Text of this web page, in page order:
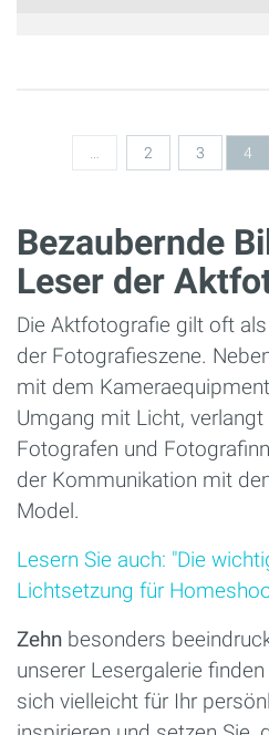
Seiten
2 3 4
Bezaubernde
Leser der
Die Aktfotografie gilt oft
der Fotografieszene.
mit dem
Umgang mit Licht,
Fotografen und
der Kommunikation mit
Model.
Lesern Sie auch: "Die
Lichtsetzung für
Zehn besonders
unserer Lesergalerie
sich vielleicht für Ihr